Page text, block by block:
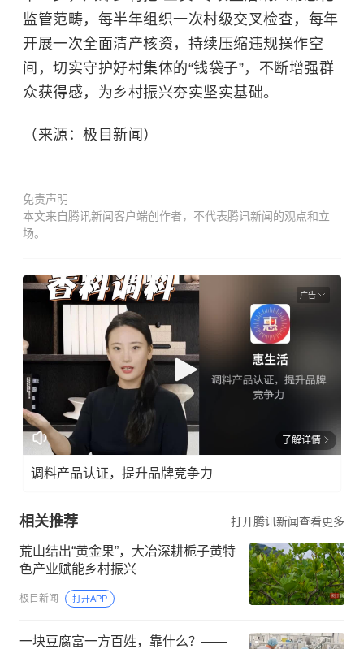
监管范畴，每半年组织一次村级交叉检查，每年
开展一次全面清产核资 ，持续压缩违规操作空
间，切实守护好村集体的“钱袋子”，不断增强群
众获得感，为乡村振兴夯实坚实基础。
（来源：极目新闻）
免责声明
本文来自腾讯新闻客户端创作者，不代表腾讯新闻的观点和立
场。
广告
了解详情
调料产品认证，提升品牌竞争力
相关推荐 打开腾讯新闻查看更多
荒山结出“黄金果”，大冶深耕栀子黄特
色产业赋能乡村振兴
极目新闻 打开APP
一块豆腐富一方百姓，靠什么？——